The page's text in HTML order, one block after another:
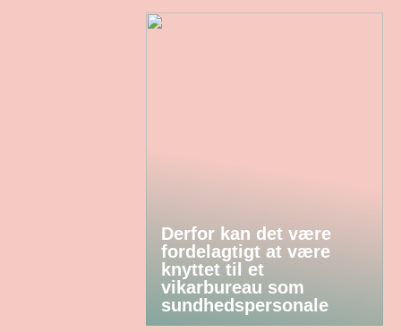
Derfor kan det være
fordelagtigt at være
knyttet til et
vikarbureau som
sundhedspersonale